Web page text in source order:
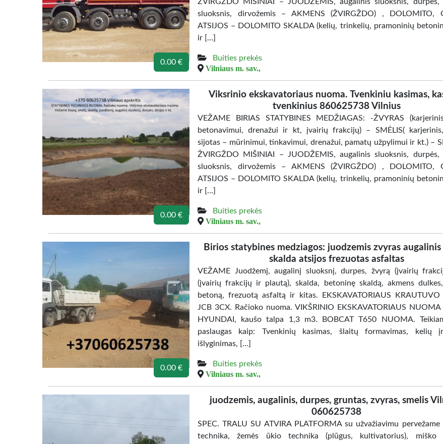
0.00 €
sluoksnis, dirvožemis – AKMENS (ŽVIRGŽDO) , DOLOMITO,
ATSIJOS – DOLOMITO SKALDA (kelių, trinkelių, pramoninių
ir […]
Buities prekės
Vilniaus m. sav.,
0.00 €
Viksrinio ekskavatoriaus nuoma. Tvenkiniu kasimas,
tvenkinius 860625738 Vilnius
VEŽAME BIRIAS STATYBINES MEDŽIAGAS: -ŽVYRAS
betonavimui, drenažui ir kt, įvairių frakcijų) – SMĖLIS(
sijotas – mūrinimui, tinkavimui, drenažui, pamatų užpylimui ir kt.) –
ŽVIRGŽDO MIŠINIAI – JUODŽEMIS, augalinis sluoksnis, durpės,
sluoksnis, dirvožemis – AKMENS (ŽVIRGŽDO) , DOLOMITO,
ATSIJOS – DOLOMITO SKALDA (kelių, trinkelių, pramoninių
ir […]
Buities prekės
Vilniaus m. sav.,
0.00 €
Birios statybines medziagos: juodzemis zvyras augalinis
skalda atsijos frezuotas asfaltas
VEŽAME Juodžemį, augalinį sluoksnį, durpes, žvyrą (įvairių
(įvairių frakcijų ir plautą), skalda, betoninę skaldą, akmens
betoną, frezuotą asfaltą ir kitas. EKSKAVATORIAUS
JCB 3CX. Račioko nuoma. VIKŠRINIO EKSKAVATORIAUS
HYUNDAI, kaušo talpa 1,3 m3. BOBCAT T650 NUOMA.
paslaugas kaip: Tvenkinių kasimas, šlaitų formavimas, kelių
išlyginimas, […]
Buities prekės
Vilniaus m. sav.,
juodzemis, augalinis, durpes, gruntas, zvyras, smelis
060625738
SPEC. TRALU SU ATVIRA PLATFORMA su užvažiavimu
technika, žemės ūkio technika (plūgus, kultivatorius), miško